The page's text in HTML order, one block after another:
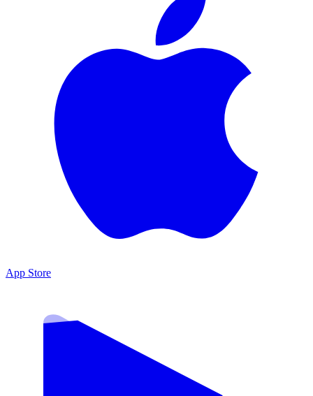
App Store